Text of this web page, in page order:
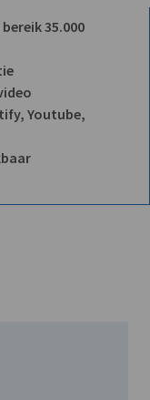
35.000
Youtube,